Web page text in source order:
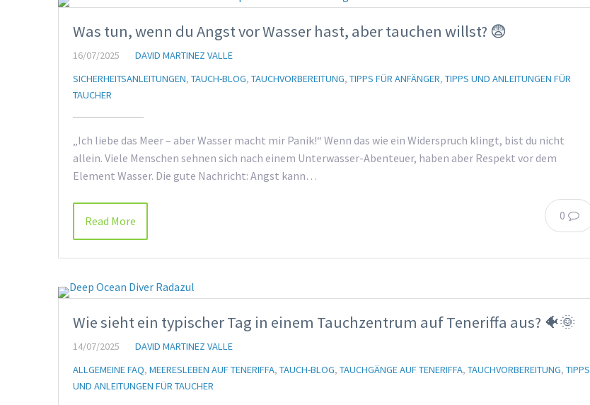
Was tun, wenn du Angst vor Wasser hast, aber tauchen willst? 😨
16/07/2025
DAVID MARTINEZ VALLE
SICHERHEITSANLEITUNGEN, TAUCH-BLOG, TAUCHVORBEREITUNG, TIPPS FÜR ANFÄNGER, TIPPS UND ANLEITUNGEN FÜR
TAUCHER
„Ich liebe das Meer – aber Wasser macht mir Panik!“ Wenn das wie ein Widerspruch klingt, bist du nicht
allein. Viele Menschen sehnen sich nach einem Unterwasser-Abenteuer, haben aber Respekt vor dem
Element Wasser. Die gute Nachricht: Angst kann…
0
Read More
Wie sieht ein typischer Tag in einem Tauchzentrum auf Teneriffa aus? 🐠🌞
14/07/2025
DAVID MARTINEZ VALLE
ALLGEMEINE FAQ, MEERESLEBEN AUF TENERIFFA, TAUCH-BLOG, TAUCHGÄNGE AUF TENERIFFA, TAUCHVORBEREITUNG, TIPPS
UND ANLEITUNGEN FÜR TAUCHER